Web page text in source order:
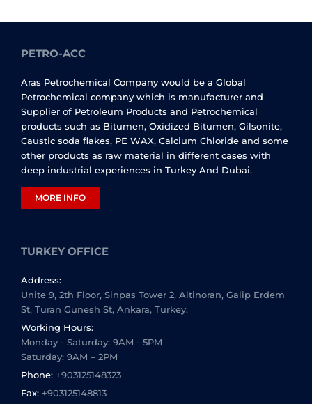
PETRO-ACC
Aras Petrochemical Company would be a Global
Petrochemical company which is manufacturer and
Supplier of Petroleum Products and Petrochemical
products such as Bitumen, Oxidized Bitumen, Gilsonite,
Caustic soda flakes, PE WAX, Calcium Chloride and some
other products as raw material in different cases with
deep industrial experiences in Turkey And Dubai.
MORE INFO
TURKEY OFFICE
Address:
Unite 9, 2th Floor, Sinpas Tower 2, Altinoran, Galip Erdem
St, Turan Gunesh St, Ankara, Turkey.
Working Hours:
Monday - Saturday: 9AM - 5PM
Saturday: 9AM – 2PM
Phone: +903125148323
Fax: +903125148813